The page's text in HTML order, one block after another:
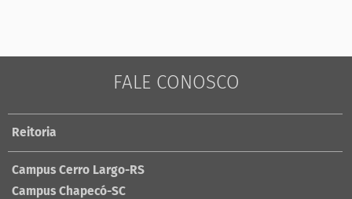
FALE CONOSCO
Reitoria
Campus Cerro Largo-RS
Campus Chapecó-SC